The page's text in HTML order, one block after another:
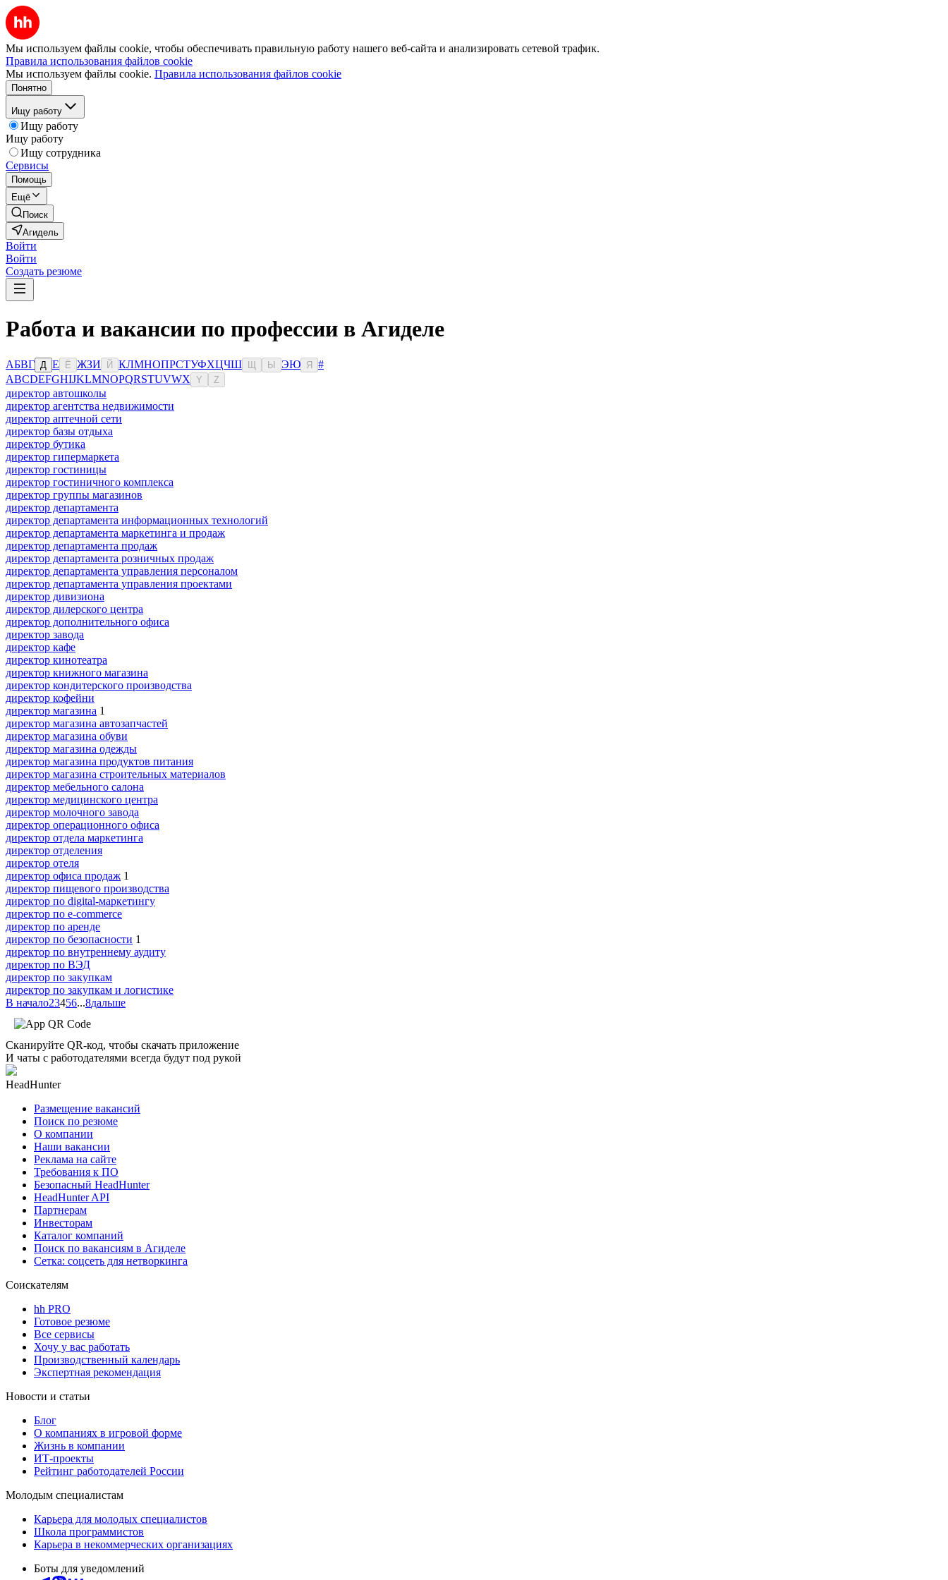
Мы используем файлы cookie, чтобы обеспечивать правильную работу нашего веб-сайта и анализировать сетевой трафик.
Правила использования файлов cookie
Мы используем файлы cookie. Правила использования файлов cookie
Понятно
Ищу работу
Ищу работу
Ищу работу
Ищу сотрудника
Сервисы
Помощь
Ещё
Поиск
Агидель
Войти
Войти
Создать резюме
Работа и вакансии по профессии в Агиделе
АБВГ Д Е Ё ЖЗИ Й КЛМНОПРСТУФХЦЧШ Ы ЭЮ Я
#
ABCDEFGHIJKLMNOPQRSTUVWX Y Z
директор автошколы
директор агентства недвижимости
директор аптечной сети
директор базы отдыха
директор бутика
директор гипермаркета
директор гостиницы
директор гостиничного комплекса
директор группы магазинов
директор департамента
директор департамента информационных технологий
директор департамента маркетинга и продаж
директор департамента продаж
директор департамента розничных продаж
директор департамента управления персоналом
директор департамента управления проектами
директор дивизиона
директор дилерского центра
директор дополнительного офиса
директор завода
директор кафе
директор кинотеатра
директор книжного магазина
директор кондитерского производства
директор кофейни
директор магазина 1
директор магазина автозапчастей
директор магазина обуви
директор магазина одежды
директор магазина продуктов питания
директор магазина строительных материалов
директор мебельного салона
директор медицинского центра
директор молочного завода
директор операционного офиса
директор отдела маркетинга
директор отделения
директор отеля
директор офиса продаж 1
директор пищевого производства
директор по digital-маркетингу
директор по e-commerce
директор по аренде
директор по безопасности 1
директор по внутреннему аудиту
директор по ВЭД
директор по закупкам
директор по закупкам и логистике
В начало23456...8дальше
Сканируйте QR-код, чтобы скачать приложение
И чаты с работодателями всегда будут под рукой
HeadHunter
Размещение вакансий
Поиск по резюме
О компании
Наши вакансии
Реклама на сайте
Требования к ПО
Безопасный HeadHunter
HeadHunter API
Партнерам
Инвесторам
Каталог компаний
Поиск по вакансиям в Агиделе
Сетка: соцсеть для нетворкинга
Соискателям
hh PRO
Готовое резюме
Все сервисы
Хочу у вас работать
Производственный календарь
Экспертная рекомендация
Новости и статьи
Блог
О компаниях в игровой форме
Жизнь в компании
ИТ-проекты
Рейтинг работодателей России
Молодым специалистам
Карьера для молодых специалистов
Школа программистов
Карьера в некоммерческих организациях
Боты для уведомлений